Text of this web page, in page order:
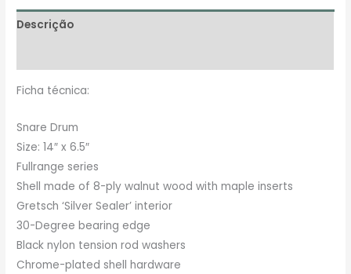
Descrição
Ficha técnica:
Snare Drum
Size: 14″ x 6.5″
Fullrange series
Shell made of 8-ply walnut wood with maple inserts
Gretsch ‘Silver Sealer’ interior
30-Degree bearing edge
Black nylon tension rod washers
Chrome-plated shell hardware